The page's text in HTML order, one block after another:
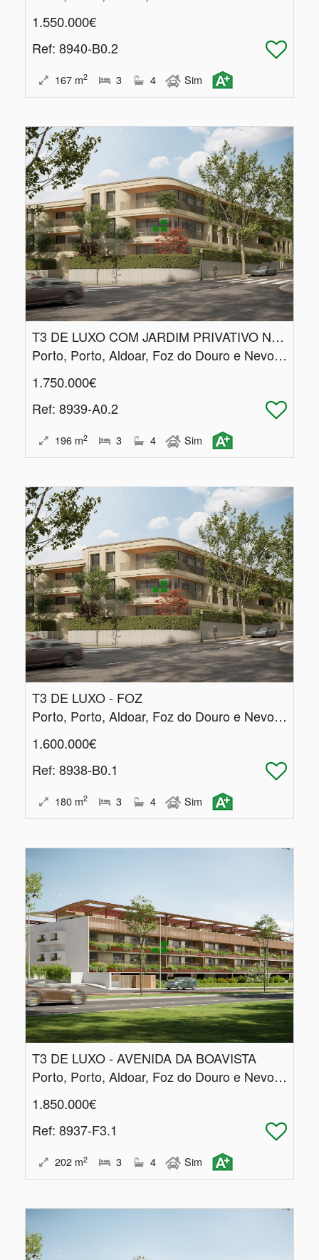
1.550.000€
Ref: 8940-B0.2
167 m2 3 4 Sim
T3 DE LUXO COM JARDIM PRIVATIVO NA FOZ
Porto, Porto, Aldoar, Foz do Douro e Nevogilde
1.750.000€
Ref: 8939-A0.2
196 m2 3 4 Sim
T3 DE LUXO - FOZ
Porto, Porto, Aldoar, Foz do Douro e Nevogilde
1.600.000€
Ref: 8938-B0.1
180 m2 3 4 Sim
T3 DE LUXO - AVENIDA DA BOAVISTA
Porto, Porto, Aldoar, Foz do Douro e Nevogilde
1.850.000€
Ref: 8937-F3.1
202 m2 3 4 Sim